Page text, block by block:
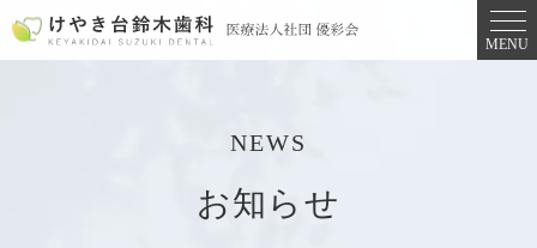
MENU
NEWS
お知らせ